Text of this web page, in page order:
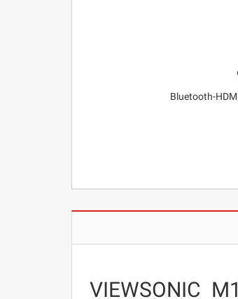
نقد و بررسی ویدئو پروژکتور جیبی ویوسونیک VIEWSONIC M1